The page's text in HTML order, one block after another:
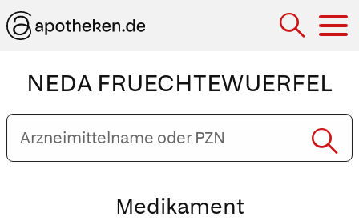
NEDA FRUECHTEWUERFEL
Arzneimittelname
oder
PZN
Medikament